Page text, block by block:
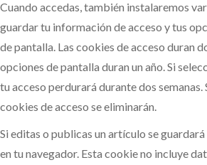
Cuando accedas, también instalaremos
guardar tu información de acceso y tus
de pantalla. Las cookies de acceso duran
opciones de pantalla duran un año. Si
tu acceso perdurará durante dos semanas.
cookies de acceso se eliminarán.
Si editas o publicas un artículo se
en tu navegador. Esta cookie no incluye